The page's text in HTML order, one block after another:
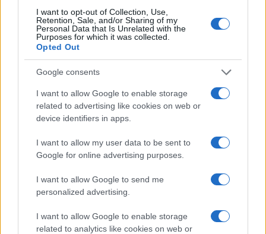
I want to opt-out of Collection, Use,
Retention, Sale, and/or Sharing of my
Personal Data that Is Unrelated with the
Purposes for which it was collected.
Opted Out
Google consents
I want to allow Google to enable storage
related to advertising like cookies on web or
device identifiers in apps.
I want to allow my user data to be sent to
Google for online advertising purposes.
I want to allow Google to send me
personalized advertising.
I want to allow Google to enable storage
related to analytics like cookies on web or
PIÙ LETTI
A quanto ammonta il patrimonio di Andrea Pirlo?
Lazio e Milan: tutti gli ex calciatori che hanno
indossato le due maglie
Union Berlino-Cagliari: dove vedere l’amichevole
estiva in diretta